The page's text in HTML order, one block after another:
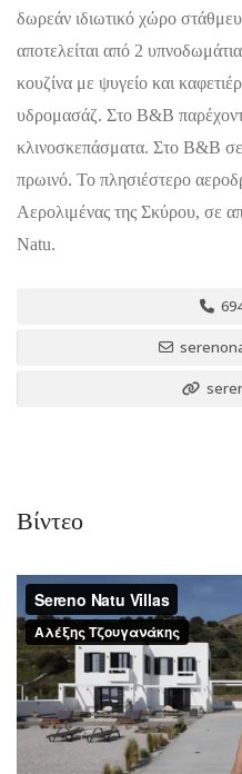
δωρεάν ιδιωτικό χώρο
αποτελείται από 2
κουζίνα με ψυγείο και
υδρομασάζ. Στο B&B
κλινοσκεπάσματα. Στο B&B
πρωινό. Το πλησιέστερο
Αερολιμένας της Σκύρου, σε
Natu.
Βίντεο